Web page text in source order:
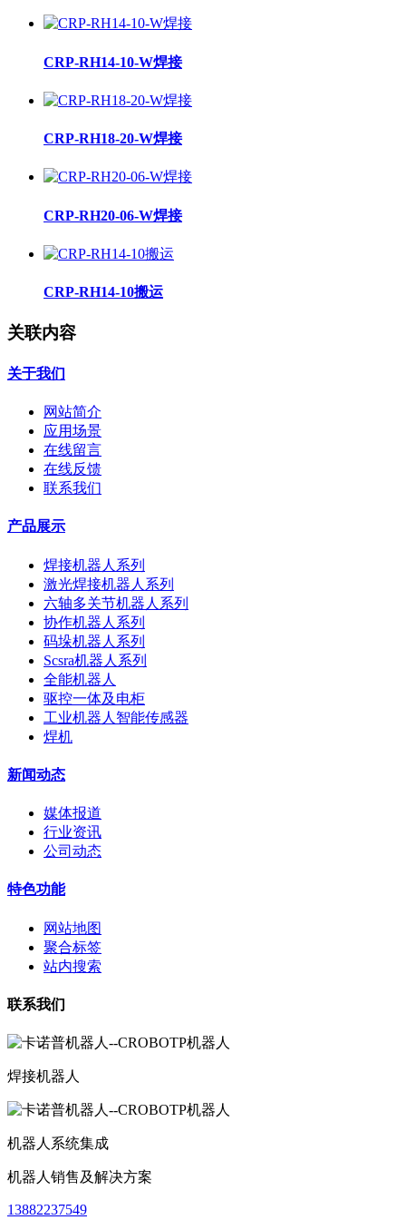
CRP-RH14-10-W焊接
CRP-RH18-20-W焊接
CRP-RH20-06-W焊接
CRP-RH14-10搬运
关联内容
关于我们
网站简介
应用场景
在线留言
在线反馈
联系我们
产品展示
焊接机器人系列
激光焊接机器人系列
六轴多关节机器人系列
协作机器人系列
码垛机器人系列
Scsra机器人系列
全能机器人
驱控一体及电柜
工业机器人智能传感器
焊机
新闻动态
媒体报道
行业资讯
公司动态
特色功能
网站地图
聚合标签
站内搜索
联系我们
焊接机器人
机器人系统集成
机器人销售及解决方案
13882237549